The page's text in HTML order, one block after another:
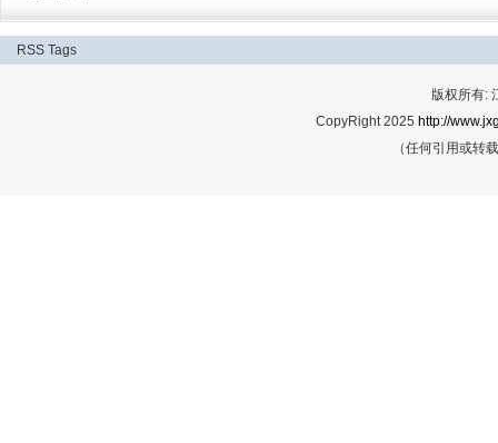
RSS Tags
版权所有:
CopyRight 2025 http://
（任何引用或转